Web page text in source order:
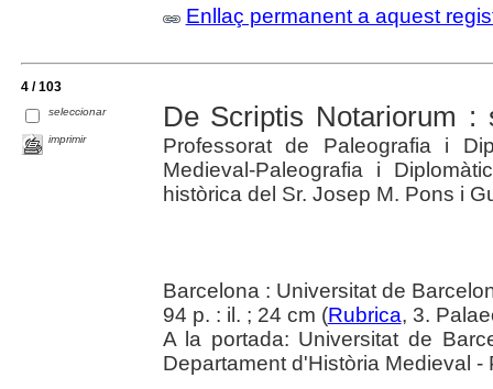
Enllaç permanent a aquest
4 / 103
seleccionar
imprimir
De Scriptis Notariorum :
Professorat de Paleografia i
Medieval-Paleografia i
històrica del Sr. Josep M. Pons i
Barcelona : Universitat de
94 p. : il. ; 24 cm (Rubrica, 3.
A la portada: Universitat de
Departament d'Història Medieval -